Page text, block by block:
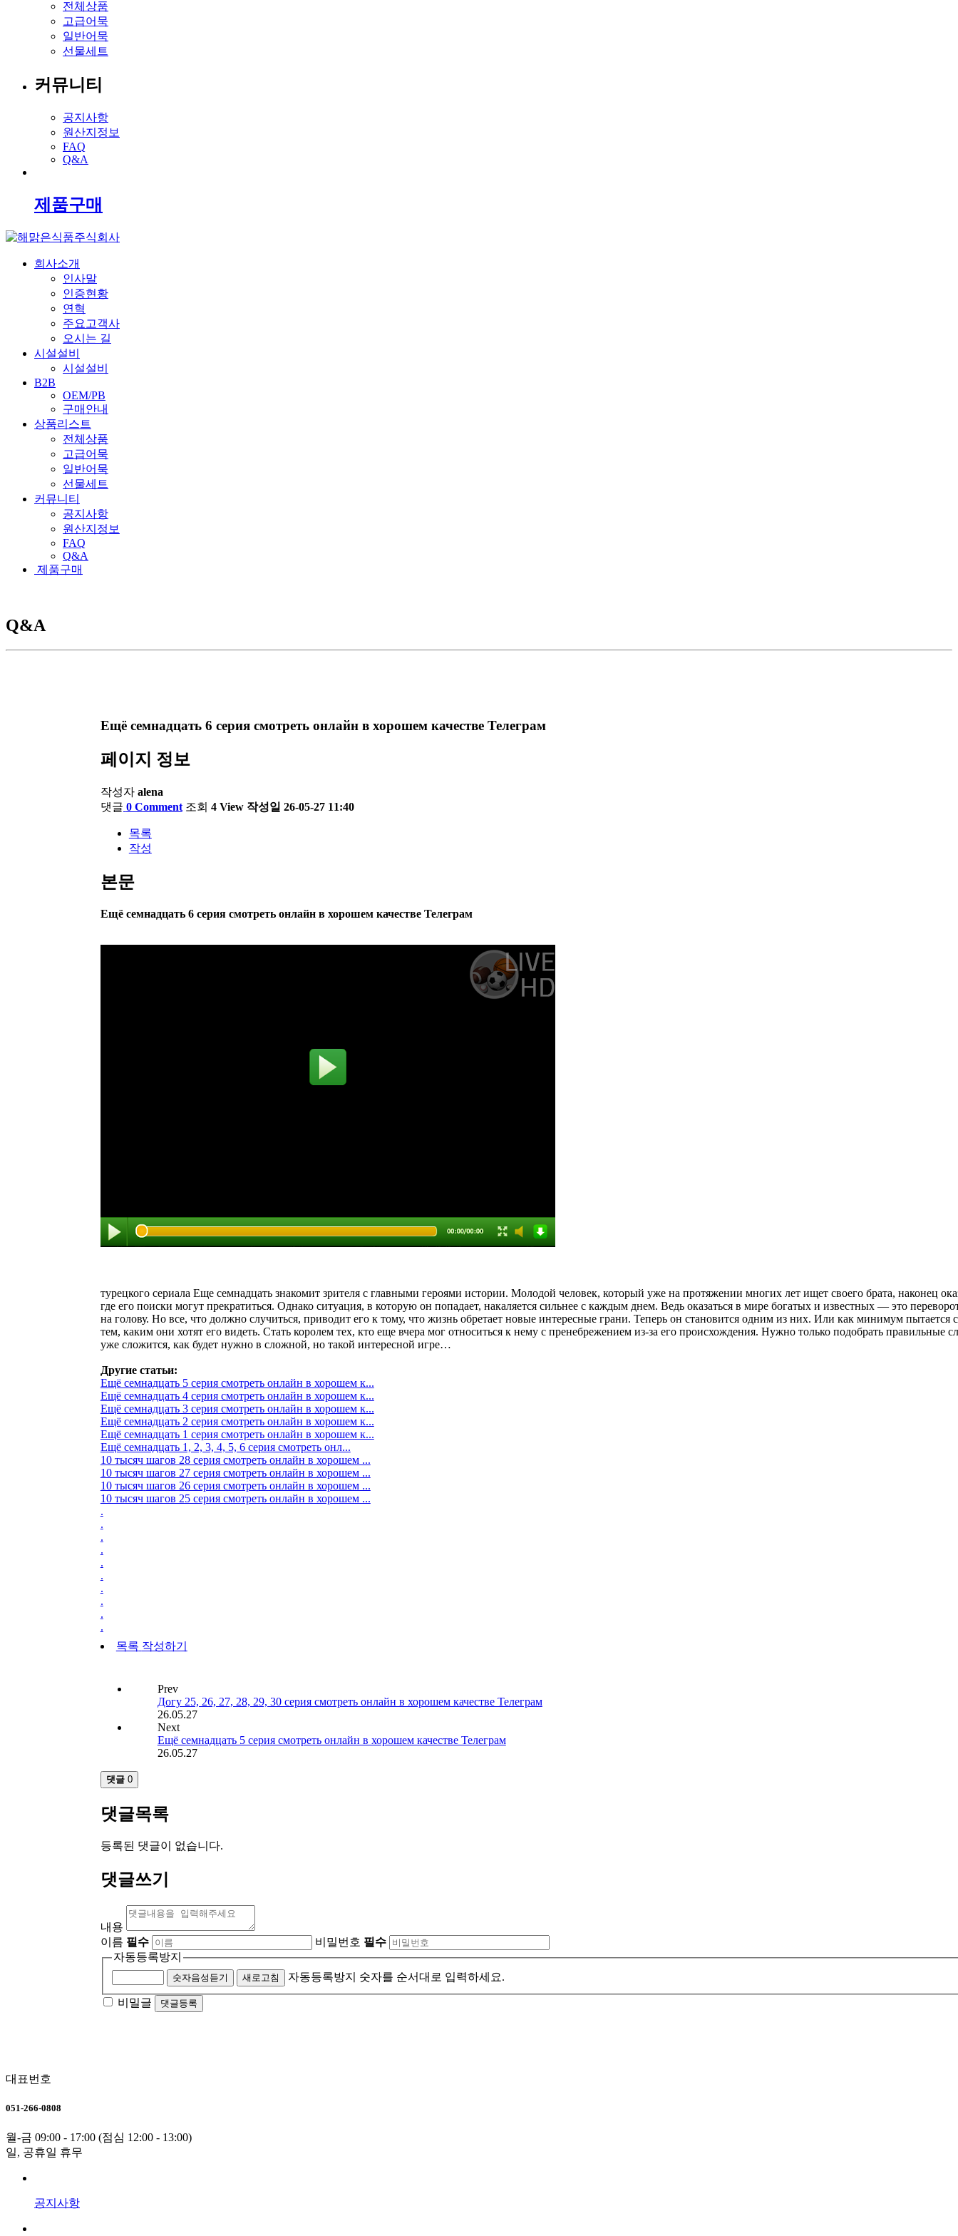
전체상품
고급어묵
일반어묵
선물세트
커뮤니티
공지사항
원산지정보
FAQ
Q&A
제품구매
회사소개
인사말
인증현황
연혁
주요고객사
오시는 길
시설설비
시설설비
B2B
OEM/PB
구매안내
상품리스트
전체상품
고급어묵
일반어묵
선물세트
커뮤니티
공지사항
원산지정보
FAQ
Q&A
제품구매
Q&A
Ещё семнадцать 6 серия смотреть онлайн в хорошем качестве Телеграм
페이지 정보
작성자 alena
댓글 0 Comment 조회 4 View 작성일 26-05-27 11:40
목록
작성
본문
Ещё семнадцать 6 серия смотреть онлайн в хорошем качестве Телеграм
турецкого сериала Еще семнадцать знакомит зрителя с главными героями истории. Молодой человек, который уже на протяжении многих лет ищет своего брата, наконец
где его поиски могут прекратиться. Однако ситуация, в которую он попадает, накаляется сильнее с каждым днем. Ведь оказаться в мире богатых и известных — это
на голову. Но все, что должно случиться, приводит его к тому, что жизнь обретает новые интересные грани. Теперь он становится одним из них. Или как минимум пытается
тем, каким они хотят его видеть. Стать королем тех, кто еще вчера мог относиться к нему с пренебрежением из-за его происхождения. Нужно только подобрать правильные
уже сложится, как будет нужно в сложной, но такой интересной игре…
Другие статьи:
Ещё семнадцать 5 серия смотреть онлайн в хорошем к...
Ещё семнадцать 4 серия смотреть онлайн в хорошем к...
Ещё семнадцать 3 серия смотреть онлайн в хорошем к...
Ещё семнадцать 2 серия смотреть онлайн в хорошем к...
Ещё семнадцать 1 серия смотреть онлайн в хорошем к...
Ещё семнадцать 1, 2, 3, 4, 5, 6 серия смотреть онл...
10 тысяч шагов 28 серия смотреть онлайн в хорошем ...
10 тысяч шагов 27 серия смотреть онлайн в хорошем ...
10 тысяч шагов 26 серия смотреть онлайн в хорошем ...
10 тысяч шагов 25 серия смотреть онлайн в хорошем ...
.
.
.
.
.
.
.
.
.
.
목록 작성하기
Prev
Догу 25, 26, 27, 28, 29, 30 серия смотреть онлайн в хорошем качестве Телеграм
26.05.27
Next
Ещё семнадцать 5 серия смотреть онлайн в хорошем качестве Телеграм
26.05.27
댓글0
댓글목록
등록된 댓글이 없습니다.
댓글쓰기
내용
이름 필수 비밀번호 필수
자동등록방지
숫자음성듣기 새로고침 자동등록방지 숫자를 순서대로 입력하세요.
비밀글 댓글등록
대표번호
051-266-0808
월-금 09:00 - 17:00 (점심 12:00 - 13:00)
일, 공휴일 휴무
공지사항